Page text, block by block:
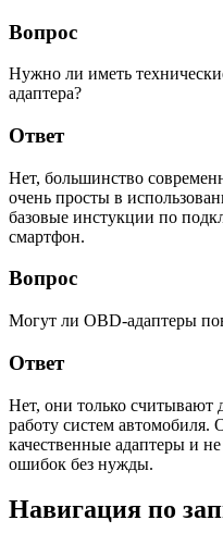
Вопрос
Нужно ли иметь
адаптера?
Ответ
Нет, большинство
очень просты в
базовые инстукции по
смартфон.
Вопрос
Могут ли OBD-адаптеры
Ответ
Нет, они только
работу систем автомобиля.
качественные адаптеры и
ошибок без нужды.
Навигация по